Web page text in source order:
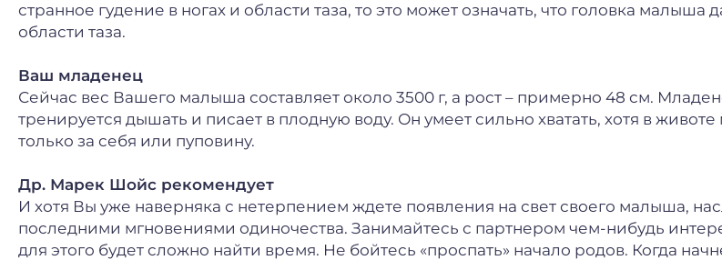
странное гудение в ногах и области таза, то это может означать, что головка малыша
области таза.
Ваш младенец
Сейчас вес Вашего малыша составляет около 3500 г, а рост – примерно 48 см.
тренируется дышать и писает в плодную воду. Он умеет сильно хватать, хотя в
только за себя или пуповину.
Др. Марек Шойс рекомендует
И хотя Вы уже наверняка с нетерпением ждете появления на свет своего малыша,
последними мгновениями одиночества. Занимайтесь с партнером чем-нибудь
для этого будет сложно найти время. Не бойтесь «проспать» начало родов. Когда